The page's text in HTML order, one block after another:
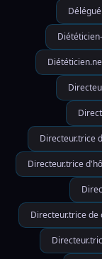
Directeur.trice
Directeur.trice
Directeur.trice de